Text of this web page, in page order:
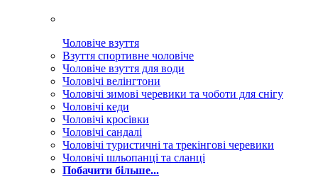
Чоловіче взуття
Взуття спортивне чоловіче
Чоловіче взуття для води
Чоловічі велінгтони
Чоловічі зимові черевики та чоботи для снігу
Чоловічі кеди
Чоловічі кросівки
Чоловічі сандалі
Чоловічі туристичні та трекінгові черевики
Чоловічі шльопанці та сланці
Побачити більше...